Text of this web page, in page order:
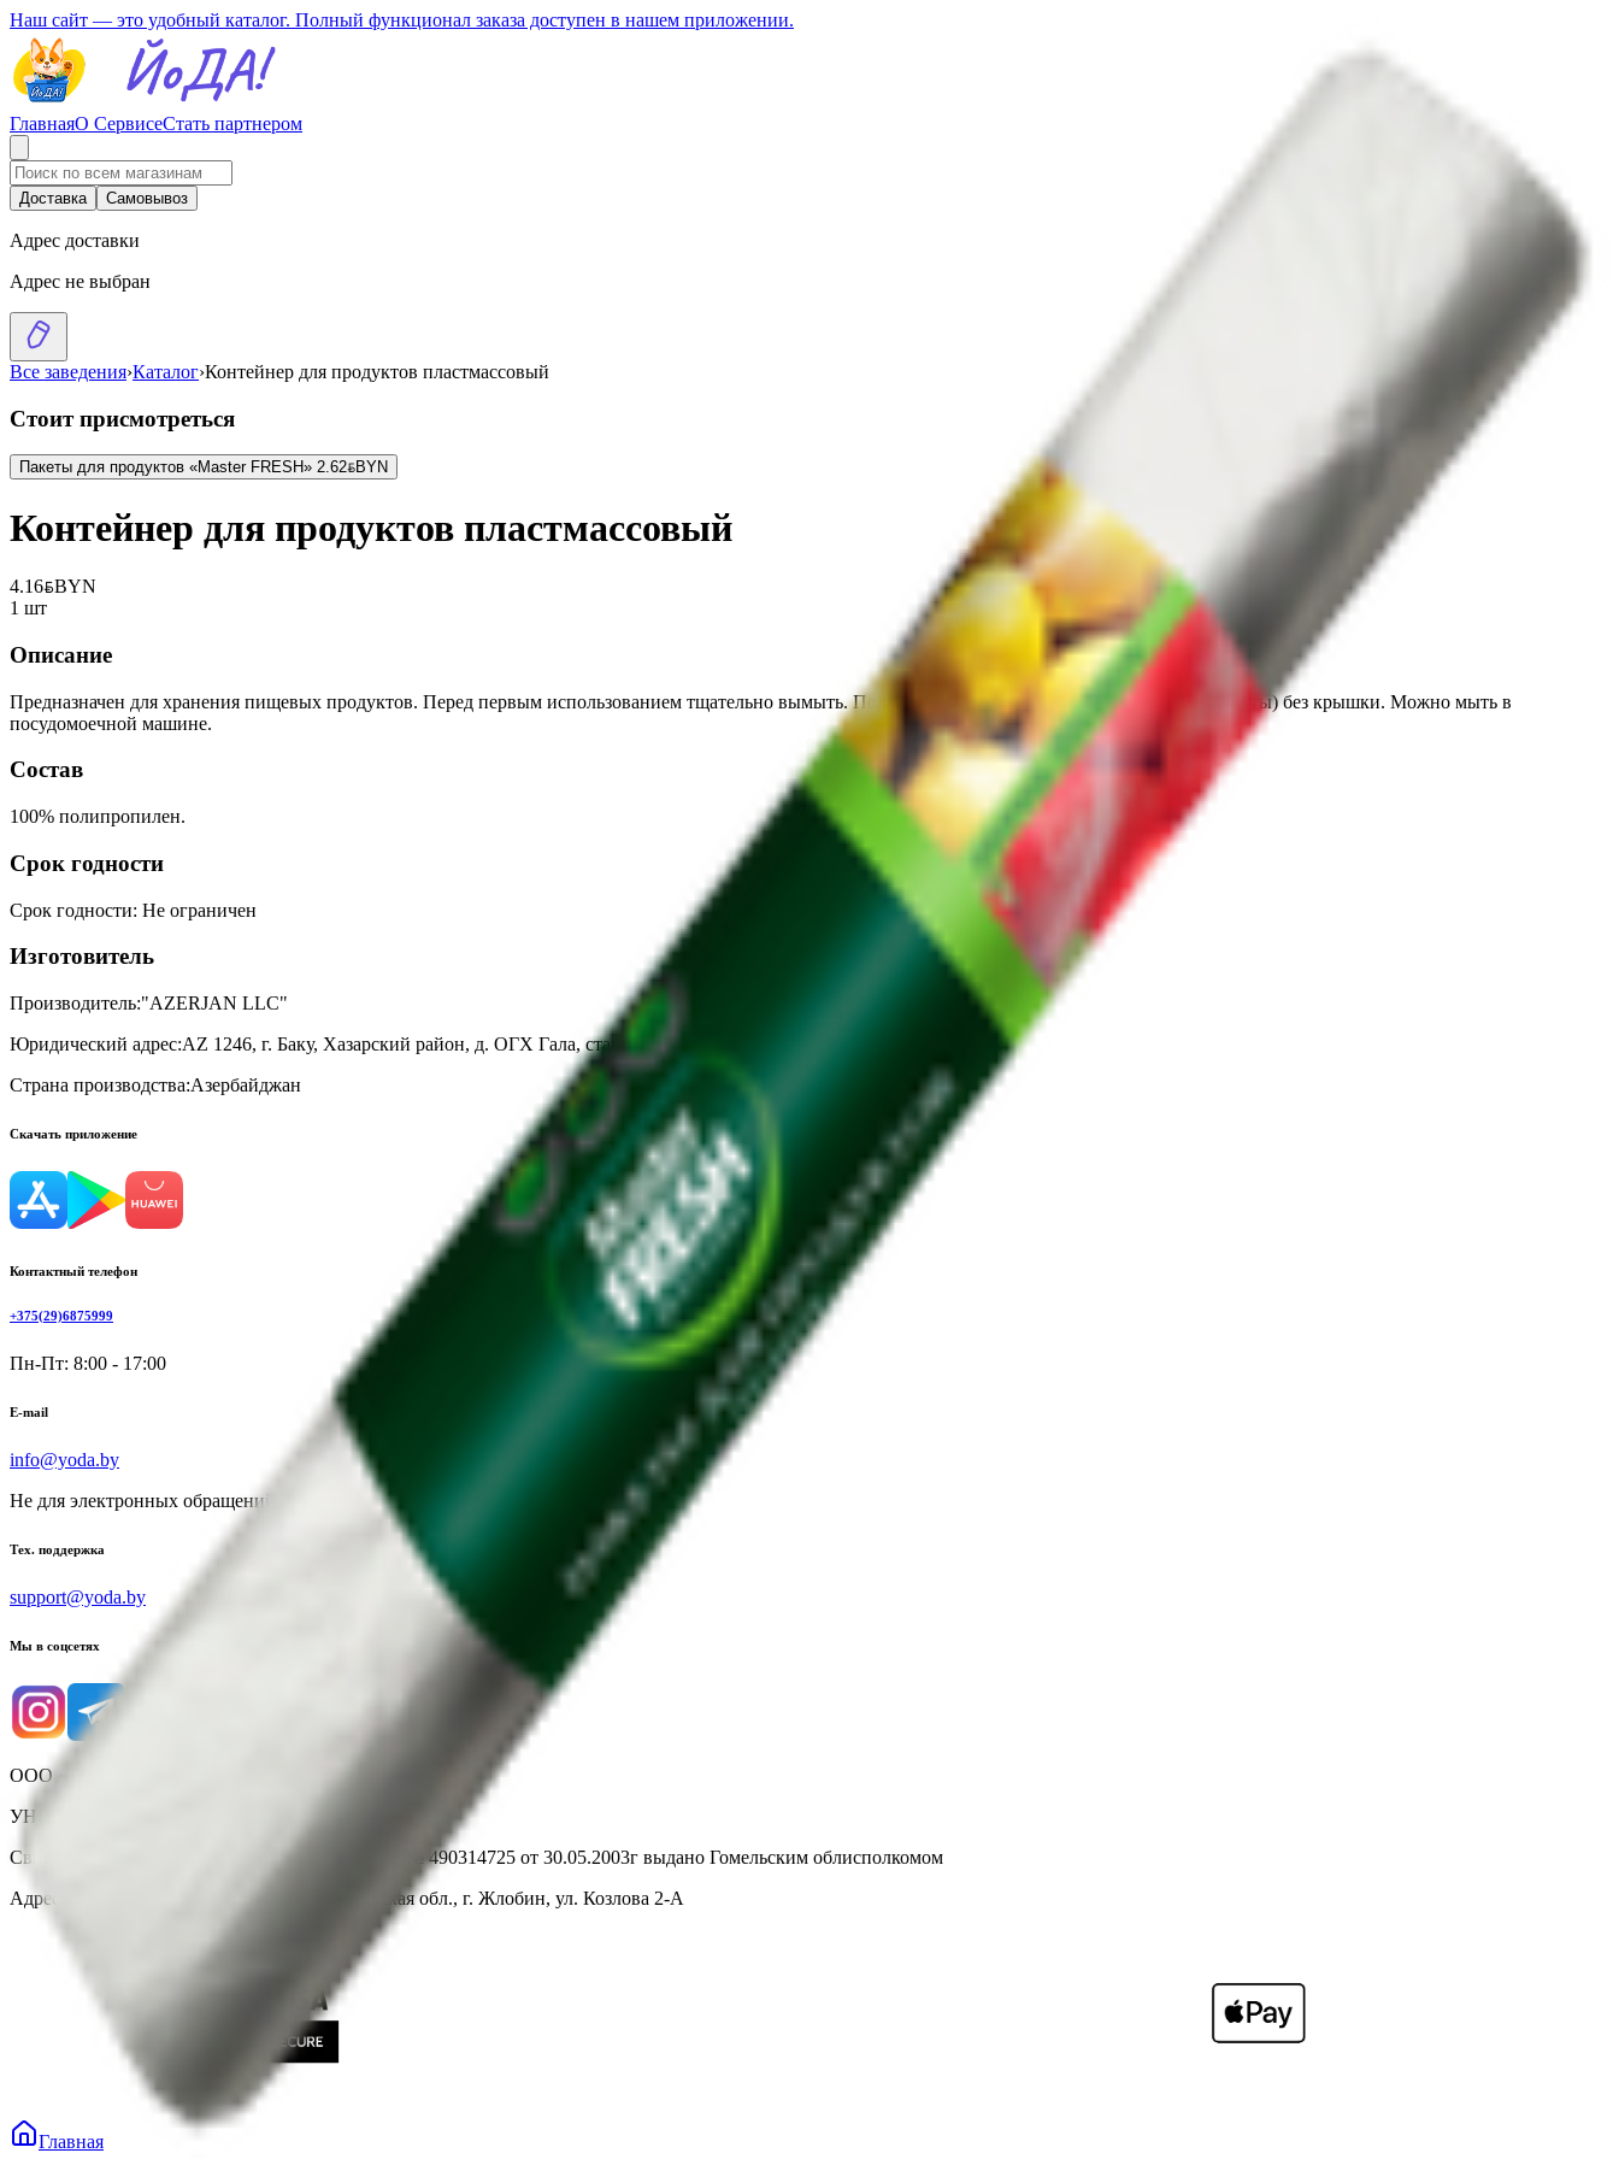
Наш сайт — это удобный каталог. Полный функционал заказа доступен в нашем приложении.
ГлавнаяО СервисеСтать партнером
Доставка Самовывоз
Адрес доставки
Адрес не выбран
Все заведения›Каталог›Контейнер для продуктов пластмассовый
Стоит присмотреться
Пакеты для продуктов «Master FRESH» 2.62BYNBYN
Контейнер для продуктов пластмассовый
4.16BYNBYN
1 шт
Описание
Предназначен для хранения пищевых продуктов. Перед первым использованием тщательно вымыть. Подходит для разогрева в СВЧ (не более 1 минуты) без крышки. Можно мыть в
посудомоечной машине.
Состав
100% полипропилен.
Срок годности
Срок годности: Не ограничен
Изготовитель
Производитель:"AZERJAN LLC"
Юридический адрес:АZ 1246, г. Баку, Хазарский район, д. ОГХ Гала, станция Гала
Страна производства:Азербайджан
Скачать приложение
Контактный телефон
+375(29)6875999
Пн-Пт: 8:00 - 17:00
E-mail
info@yoda.by
Не для электронных обращений
Тех. поддержка
support@yoda.by
Мы в соцсетях
ООО «Торговая сеть «Продмир»
УНП 490314725
Свидетельство о государственной регистрации № 490314725 от 30.05.2003г выдано Гомельским облисполкомом
Адрес: 247210, Республика Беларусь, Гомельская обл., г. Жлобин, ул. Козлова 2-А
Главная